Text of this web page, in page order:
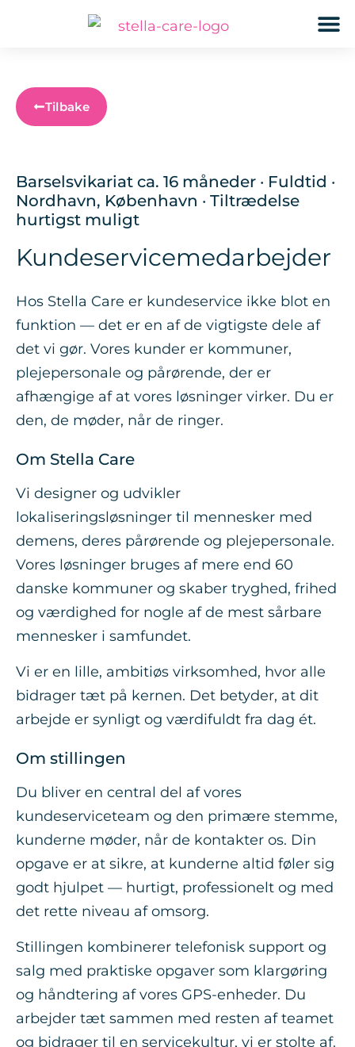
Tilbake
Barselsvikariat ca. 16 måneder · Fuldtid ·
Nordhavn, København · Tiltrædelse
hurtigst muligt
Kundeservicemedarbejder
Hos Stella Care er kundeservice ikke blot en
funktion — det er en af de vigtigste dele af
det vi gør. Vores kunder er kommuner,
plejepersonale og pårørende, der er
afhængige af at vores løsninger virker. Du er
den, de møder, når de ringer.
Om Stella Care
Vi designer og udvikler
lokaliseringsløsninger til mennesker med
demens, deres pårørende og plejepersonale.
Vores løsninger bruges af mere end 60
danske kommuner og skaber tryghed, frihed
og værdighed for nogle af de mest sårbare
mennesker i samfundet.
Vi er en lille, ambitiøs virksomhed, hvor alle
bidrager tæt på kernen. Det betyder, at dit
arbejde er synligt og værdifuldt fra dag ét.
Om stillingen
Du bliver en central del af vores
kundeserviceteam og den primære stemme,
kunderne møder, når de kontakter os. Din
opgave er at sikre, at kunderne altid føler sig
godt hjulpet — hurtigt, professionelt og med
det rette niveau af omsorg.
Stillingen kombinerer telefonisk support og
salg med praktiske opgaver som klargøring
og håndtering af vores GPS-enheder. Du
arbejder tæt sammen med resten af teamet
og bidrager til en servicekultur, vi er stolte af.